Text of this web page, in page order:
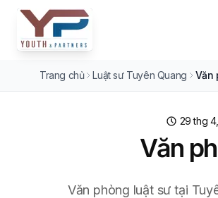
Trang chủ Luật sư Tuyên Quang Văn
29 thg
Văn
Văn phòng luật sư tại